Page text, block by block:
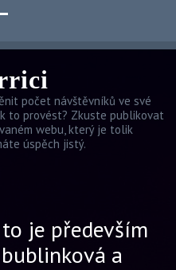
počet návštěvníků ve své
to provést? Zkuste publikovat
webu, který je tolik
úspěch jistý.
je především
a